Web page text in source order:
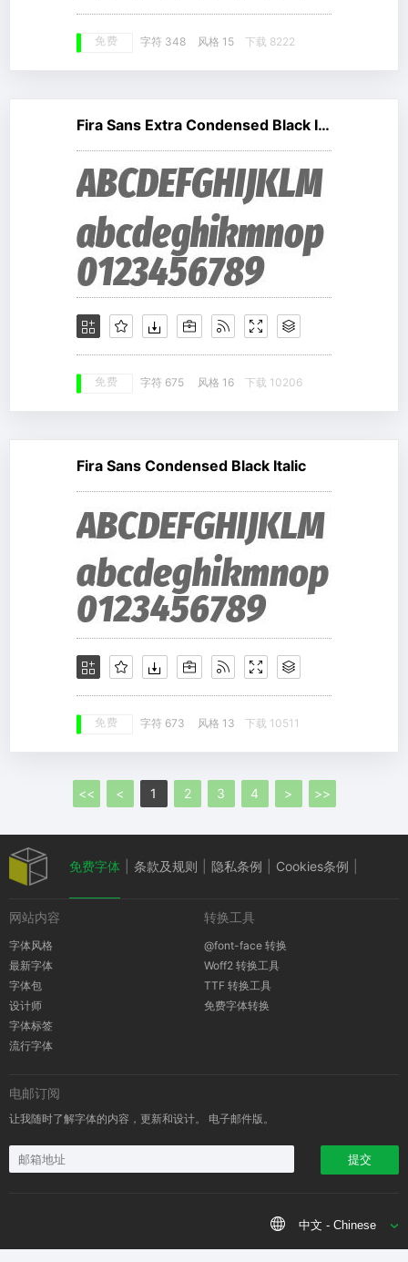
免费 字符 348 风格 15 下载 8222
Fira Sans Extra Condensed Black Italic
免费 字符 675 风格 16 下载 10206
Fira Sans Condensed Black Italic
免费 字符 673 风格 13 下载 10511
<< < 1 2 3 4 > >>
免费字体 条款及规则 隐私条例 Cookies条例
网站内容
字体风格
最新字体
字体包
设计师
字体标签
流行字体
转换工具
@font-face 转换
Woff2 转换工具
TTF 转换工具
免费字体转换
电邮订阅
让我随时了解字体的内容，更新和设计。 电子邮件版。
提交
中文 - Chinese